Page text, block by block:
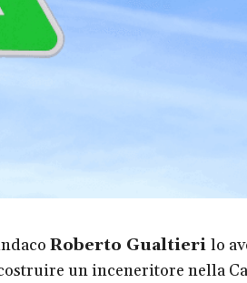
Roberto Gualtieri lo
un inceneritore nella